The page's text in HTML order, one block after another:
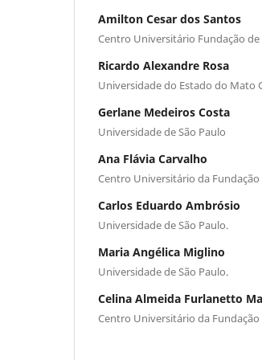
Amilton Cesar dos Santos
Centro Universitário Fundação
Ricardo Alexandre Rosa
Universidade do Estado do Mato
Gerlane Medeiros Costa
Universidade de São Paulo
Ana Flávia Carvalho
Centro Universitário da
Carlos Eduardo Ambrósio
Universidade de São Paulo.
Maria Angélica Miglino
Universidade de São Paulo.
Celina Almeida Furlanetto
Centro Universitário da